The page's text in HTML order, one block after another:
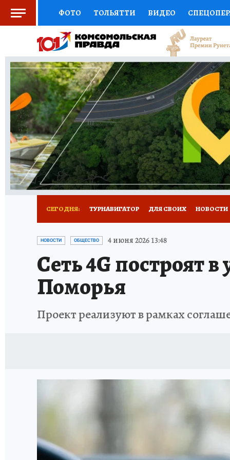
ФОТО ТОЛЬЯТТИ ВИДЕО
СОЦПОДДЕРЖКА НАУКА СПОРТ
ВЫБОР ЭКСПЕРТОВ ДОКТОР
КНИЖНАЯ ПОЛКА ПРОГНОЗЫ НА СПОРТ
ПРЕСС-ЦЕНТР НЕДВИЖИМОСТЬ
КОЛЛЕКЦИИ КП РЕКЛАМА ОБЪЯВЛЕНИЯ
СЕГОДНЯ: ТУРНАВИГАТОР ДЛЯ СВОИХ НОВОСТИ
НАДЕЖНЫЕ РАБОТОДАТЕЛИ
НОВЫЙ ГОД В САМАРЕ КП В МАХ
КУЙБЫШЕВ - ФРОНТУ
ЗАПОВЕДНАЯ РОССИЯ СЧАСТЬЕ В СЕМЬЕ
НОВОСТИ ОБЩЕСТВО 4 июня 2026 13:48
Cеть 4G построят
Поморья
Проект реализуют в рамках